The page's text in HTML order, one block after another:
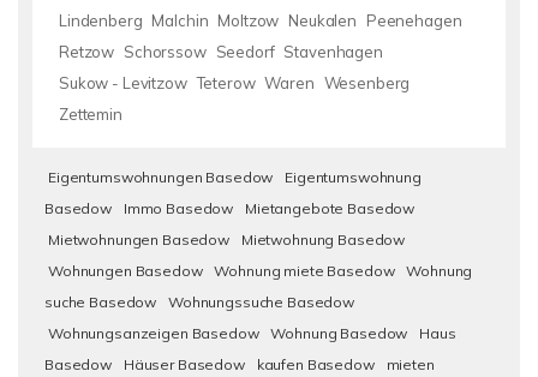
Lindenberg Malchin Moltzow Neukalen
Peenehagen
Retzow Schorssow Seedorf Stavenhagen
Sukow - Levitzow Teterow Waren Wesenberg
Zettemin
Eigentumswohnungen Basedow
Eigentumswohnung
Basedow
Immo Basedow
Mietangebote Basedow
Mietwohnungen Basedow
Mietwohnung Basedow
Wohnungen Basedow
Wohnung miete Basedow
Wohnung
suche Basedow
Wohnungssuche Basedow
Wohnungsanzeigen Basedow
Wohnung Basedow
Haus
Basedow
Häuser Basedow kaufen Basedow
mieten